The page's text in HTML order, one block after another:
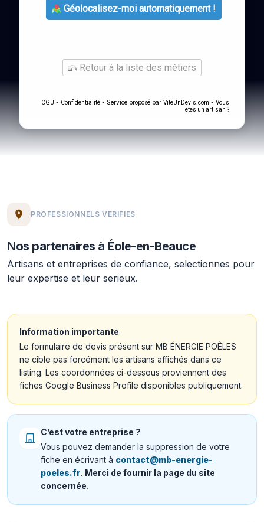
Géolocalisez-moi automatiquement !
Retour à la liste des métiers
CGU - Confidentialité - Service proposé par ViteUnDevis.com - Vous
êtes un artisan ?
PROFESSIONNELS VERIFIES
Nos partenaires à Éole-en-Beauce
Artisans et entreprises de confiance, selectionnes pour
leur expertise et leur serieux.
Information importante
Le formulaire de devis présent sur MB ÉNERGIE POÊLES
ne cible pas forcément les artisans affichés dans ce
listing. Les coordonnées ci-dessous proviennent des
fiches Google Business Profile disponibles publiquement.
C’est votre entreprise ?
Vous pouvez demander la suppression de votre
fiche en écrivant à contact@mb-energie-
poeles.fr. Merci de fournir la page du site
concernée.